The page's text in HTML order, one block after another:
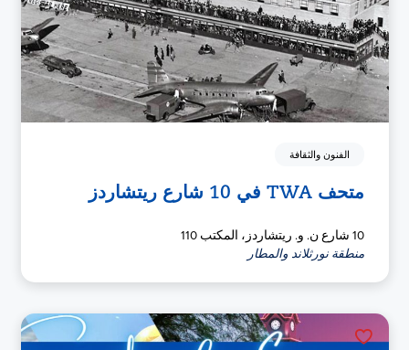
الفنون والثقافة
متحف TWA في 10 شارع ريتشاردز
10 شارع ن. و. ريتشاردز، المكتب 110
منطقة نورثلاند والمطار